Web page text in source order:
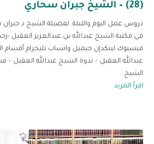
(28) – الشيخ جبران سحاري
دروس عمل اليوم والليلة. لفضيلة الشيخ د.جبران
فيسبوك لينكدإن جيميل واتساب تليجرام أقسام
عبدالله العقيل – ندوة الشيخ عبدالله العقيل –
الشيخ...
اقرأ المزيد